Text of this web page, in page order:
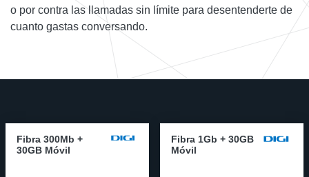
o por contra las llamadas sin límite para desentenderte de
cuanto gastas conversando.
Fibra 300Mb +
30GB Móvil
Fibra 1Gb + 30GB
Móvil